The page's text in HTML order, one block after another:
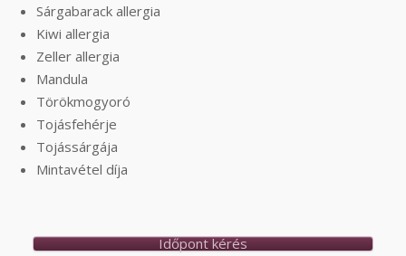
Sárgabarack allergia
Kiwi allergia
Zeller allergia
Mandula
Törökmogyoró
Tojásfehérje
Tojássárgája
Mintavétel díja
Időpont kérés